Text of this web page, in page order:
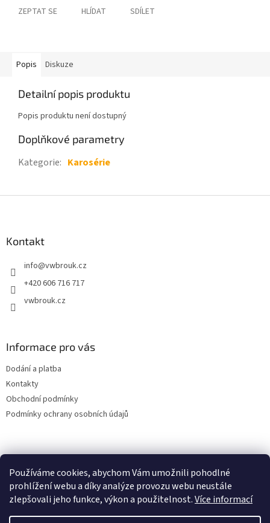
Používáme cookies, abychom Vám umožnili pohodlné
prohlížení webu a díky analýze provozu webu neustále
zlepšovali jeho funkce, výkon a použitelnost.Více informací
ZEPTAT SE HLÍDAT SDÍLET
Popis Diskuze
Detailní popis produktu
Popis produktu není dostupný
Doplňkové parametry
Kategorie: Karosérie
Kontakt
info@vwbrouk.cz
+420 606 716 717
vwbrouk.cz
Informace pro vás
Dodání a platba
Kontakty
Obchodní podmínky
Podmínky ochrany osobních údajů